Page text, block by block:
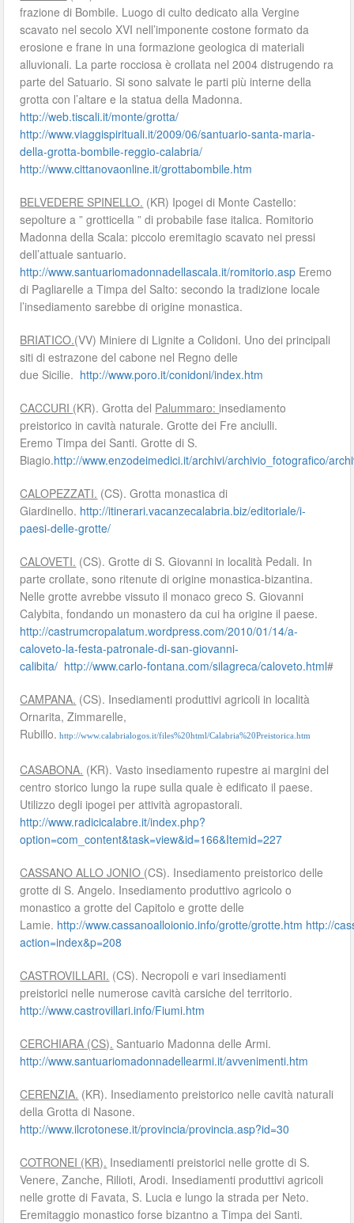
frazione di Bombile. Luogo di culto dedicato alla Vergine
scavato nel secolo XVI nell’imponente costone formato da
erosione e frane in una formazione geologica di materiali
alluvionali. La parte rocciosa è crollata nel 2004 distrugendo ra
parte del Satuario. Si sono salvate le parti più interne della
grotta con l’altare e la statua della Madonna.
http://web.tiscali.it/monte/grotta/
http://www.viaggispirituali.it/2009/06/santuario-santa-maria-
della-grotta-bombile-reggio-calabria/
http://www.cittanovaonline.it/grottabombile.htm
BELVEDERE SPINELLO. (KR) Ipogei di Monte Castello:
sepolture a ” grotticella ” di probabile fase italica. Romitorio
Madonna della Scala: piccolo eremitagio scavato nei pressi
dell’attuale santuario.
http://www.santuariomadonnadellascala.it/romitorio.asp Eremo
di Pagliarelle a Timpa del Salto: secondo la tradizione locale
l’insediamento sarebbe di origine monastica.
BRIATICO.(VV) Miniere di Lignite a Colidoni. Uno dei principali
siti di estrazone del cabone nel Regno delle
due Sicilie. http://www.poro.it/conidoni/index.htm
CACCURI (KR). Grotta del Palummaro: insediamento
preistorico in cavità naturale. Grotte dei Fre anciulli.
Eremo Timpa dei Santi. Grotte di S.
Biagio.http://www.enzodeimedici.it/archivi/archivio_fotografico/
CALOPEZZATI. (CS). Grotta monastica di
Giardinello. http://itinerari.vacanzecalabria.biz/editoriale/i-
paesi-delle-grotte/
CALOVETI. (CS). Grotte di S. Giovanni in località Pedali. In
parte crollate, sono ritenute di origine monastica-bizantina.
Nelle grotte avrebbe vissuto il monaco greco S. Giovanni
Calybita, fondando un monastero da cui ha origine il paese.
http://castrumcropalatum.wordpress.com/2010/01/14/a-
caloveto-la-festa-patronale-di-san-giovanni-
calibita/ http://www.carlo-fontana.com/silagreca/caloveto.html#
CAMPANA. (CS). Insediamenti produttivi agricoli in località
Ornarita, Zimmarelle,
Rubillo. http://www.calabrialogos.it/files%20html/Calabria%20Preistorica.htm
CASABONA. (KR). Vasto insediamento rupestre ai margini del
centro storico lungo la rupe sulla quale è edificato il paese.
Utilizzo degli ipogei per attività agropastorali.
http://www.radicicalabre.it/index.php?
option=com_content&task=view&id=166&Itemid=227
CASSANO ALLO JONIO (CS). Insediamento preistorico delle
grotte di S. Angelo. Insediamento produttivo agricolo o
monastico a grotte del Capitolo e grotte delle
Lamie. http://www.cassanoalloionio.info/grotte/grotte.htm http://
action=index&p=208
CASTROVILLARI. (CS). Necropoli e vari insediamenti
preistorici nelle numerose cavità carsiche del territorio.
http://www.castrovillari.info/Fiumi.htm
CERCHIARA (CS). Santuario Madonna delle Armi.
http://www.santuariomadonnadellearmi.it/avvenimenti.htm
CERENZIA. (KR). Insediamento preistorico nelle cavità naturali
della Grotta di Nasone.
http://www.ilcrotonese.it/provincia/provincia.asp?id=30
COTRONEI (KR). Insediamenti preistorici nelle grotte di S.
Venere, Zanche, Rilioti, Arodi. Insediamenti produttivi agricoli
nelle grotte di Favata, S. Lucia e lungo la strada per Neto.
Eremitaggio monastico forse bizantno a Timpa dei Santi.